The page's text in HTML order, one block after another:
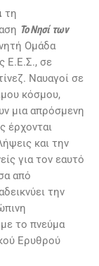
τη
Το Νησί των
Ομάδα
Ε.Ε.Σ., σε
Ναυαγοί σε
κόσμου,
μια απρόσμενη
έρχονται
και την
για τον εαυτό
από
την
με το πνεύμα
Ερυθρού